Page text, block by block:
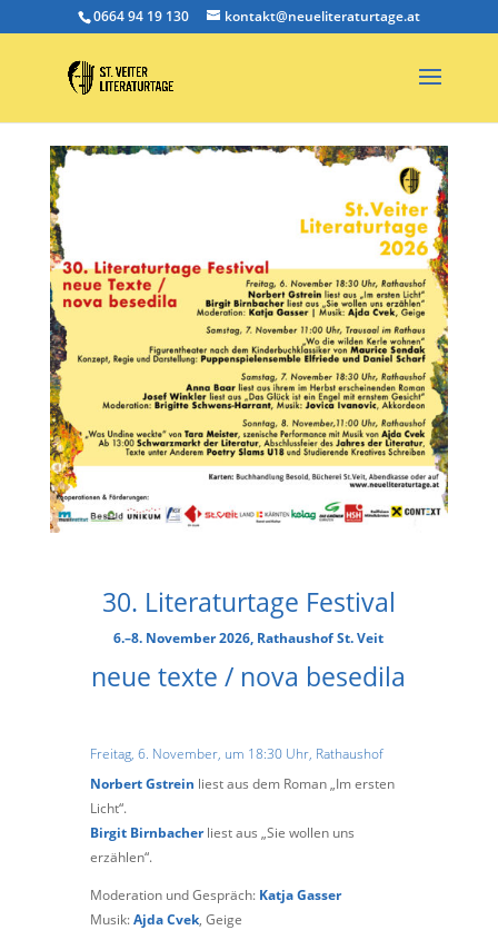
0664 94 19 130 kontakt@neueliteraturtage.at
30. Literaturtage Festival
6.–8. November 2026, Rathaushof St. Veit
neue texte / nova besedila
Freitag, 6. November, um 18:30 Uhr, Rathaushof
Norbert Gstrein liest aus dem Roman„Im ersten
Licht“.
Birgit Birnbacherliest aus „Sie wollen uns
erzählen“.
Moderation und Gespräch: Katja Gasser
Musik:Ajda Cvek, Geige